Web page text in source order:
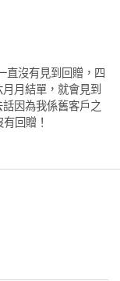
直沒有見到回贈，四
月結單，就會見到
因為我係舊客戶之
回贈！